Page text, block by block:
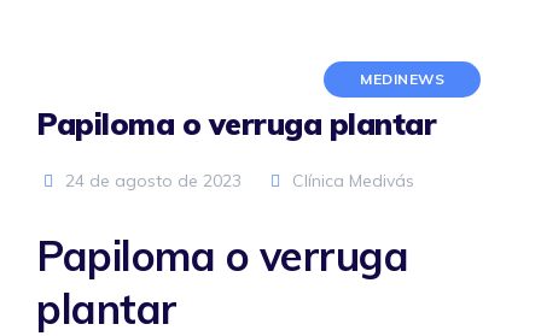
MEDINEWS
Papiloma o verruga plantar
24 de agosto de 2023 Clínica Medivás
Papiloma o verruga
plantar